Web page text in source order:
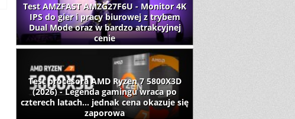
Test AMZFAST AMZG27F6U - Monitor 4K
IPS do gier i pracy biurowej z trybem
Dual Mode oraz w bardzo atrakcyjnej
cenie
Test procesora AMD Ryzen 7 5800X3D
(2026) - Legenda gamingu wraca po
czterech latach... jednak cena okazuje się
zaporowa